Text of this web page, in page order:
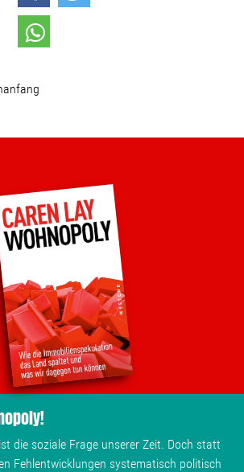
Über mich
Leseprobe
Bestellen
die soziale Frage unserer Zeit. Doch statt
Fehlentwicklungen systematisch politisch